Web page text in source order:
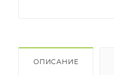
ОПИСАНИЕ